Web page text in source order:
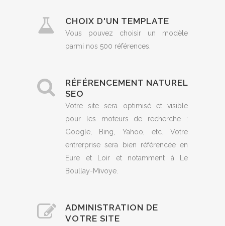
CHOIX D'UN TEMPLATE
Vous pouvez choisir un modèle
parmi nos 500 références.
RÉFÉRENCEMENT NATUREL
SEO
Votre site sera optimisé et visible
pour les moteurs de recherche :
Google, Bing, Yahoo, etc. Votre
entrerprise sera bien référencée en
Eure et Loir et notamment à Le
Boullay-Mivoye.
ADMINISTRATION DE
VOTRE SITE